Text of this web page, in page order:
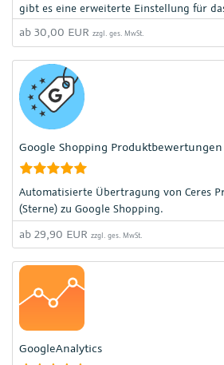
gibt es eine erweiterte Einstellung für
Produktbewertungen Programm.
ab 30,00 EUR zzgl. ges. MwSt.
Google Shopping
Automatisierte Übertragung von Ceres
(Sterne) zu Google Shopping.
ab 29,90 EUR zzgl. ges. MwSt.
GoogleAnalytics